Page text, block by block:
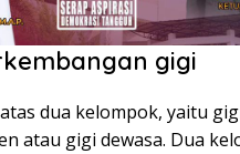
gigi
dua kelompok, yaitu
atau gigi dewasa. Dua